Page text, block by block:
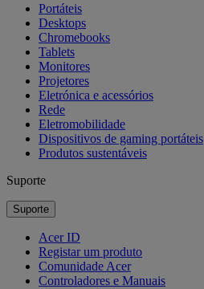
Portáteis
Desktops
Chromebooks
Tablets
Monitores
Projetores
Eletrónica e acessórios
Rede
Eletromobilidade
Dispositivos de gaming portáteis
Produtos sustentáveis
Suporte
Suporte
Acer ID
Registar um produto
Comunidade Acer
Controladores e Manuais